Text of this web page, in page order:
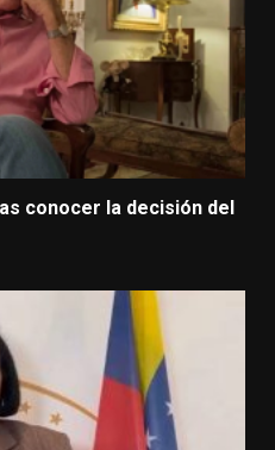
conocer la decisión del